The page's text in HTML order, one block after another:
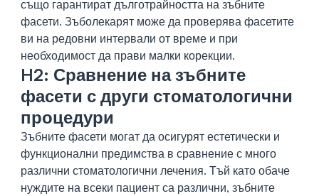
също гарантират дълготрайността на зъбните
фасети. Зъболекарят може да проверява фасетите
ви на редовни интервали от време и при
необходимост да прави малки корекции.
H2: Сравнение на зъбните
фасети с други стоматологични
процедури
Зъбните фасети могат да осигурят естетически и
функционални предимства в сравнение с много
различни стоматологични лечения. Тъй като обаче
нуждите на всеки пациент са различни, зъбните